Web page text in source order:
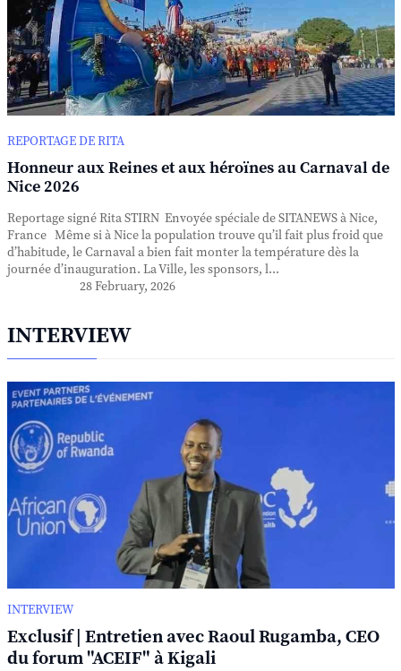
REPORTAGE DE RITA
Honneur aux Reines et aux héroïnes au Carnaval de
Nice 2026
Reportage signé Rita STIRN Envoyée spéciale de SITANEWS à Nice,
France Même si à Nice la population trouve qu’il fait plus froid que
d’habitude, le Carnaval a bien fait monter la température dès la
journée d’inauguration. La Ville, les sponsors, l...
28 February, 2026
INTERVIEW
INTERVIEW
Exclusif | Entretien avec Raoul Rugamba, CEO
du forum "ACEIF" à Kigali